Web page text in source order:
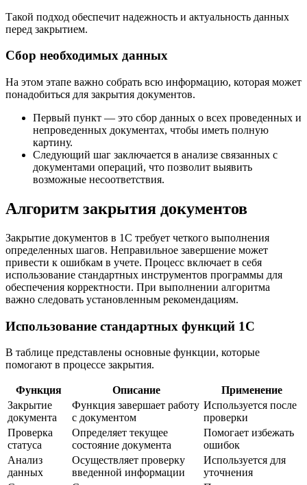
Такой подход обеспечит надежность и актуальность данных
перед закрытием.
Сбор необходимых данных
На этом этапе важно собрать всю информацию, которая может
понадобиться для закрытия документов.
Первый пункт — это сбор данных о всех проведенных и
непроведенных документах, чтобы иметь полную
картину.
Следующий шаг заключается в анализе связанных с
документами операций, что позволит выявить
возможные несоответствия.
Алгоритм закрытия документов
Закрытие документов в 1С требует четкого выполнения
определенных шагов. Неправильное завершение может
привести к ошибкам в учете. Процесс включает в себя
использование стандартных инструментов программы для
обеспечения корректности. При выполнении алгоритма
важно следовать установленным рекомендациям.
Использование стандартных функций 1С
В таблице представлены основные функции, которые
помогают в процессе закрытия.
Функция Описание
Применение
Закрытие
документа
Функция завершает работу
с документом
Используется после
проверки
Проверка
статуса
Определяет текущее
состояние документа
Помогает избежать
ошибок
Анализ
данных
Осуществляет проверку
введенной информации
Используется для
уточнения